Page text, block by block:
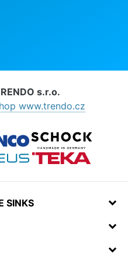
s.r.o.
www.trendo.cz
SINKS